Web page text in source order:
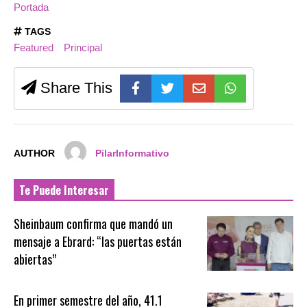
Portada
TAGS
Featured Principal
Share This
AUTHOR PilarInformativo
Te Puede Interesar
Sheinbaum confirma que mandó un
mensaje a Ebrard: “las puertas están
abiertas”
En primer semestre del año, 41.1